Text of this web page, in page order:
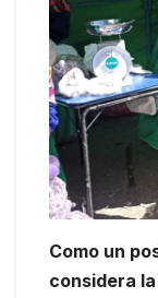
Como un
considera